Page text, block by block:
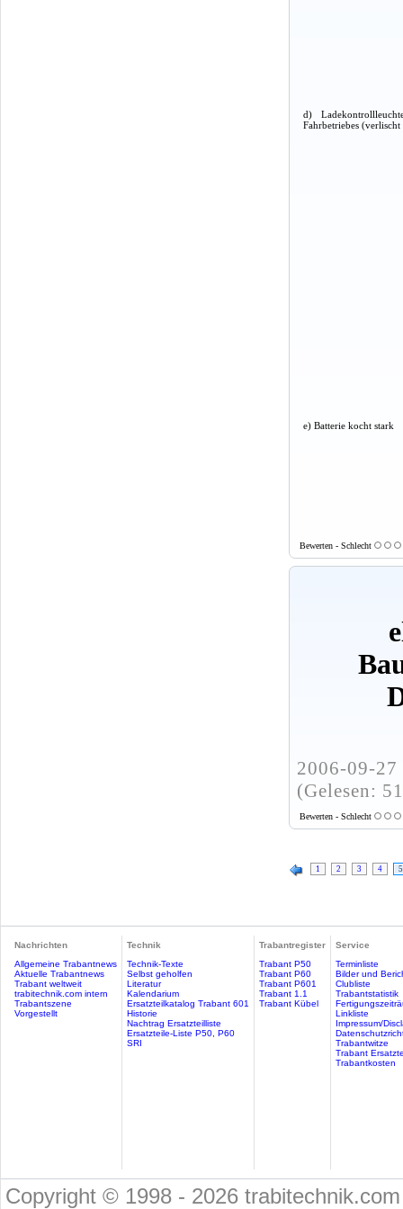
d)
Fahrbetriebes
e) Batterie kocht stark
Bewerten - Schlecht
2006-09-
(Gelesen:
Bewerten - Schlecht
1 2 3 4 5
Nachrichten
Allgemeine Trabantnews
Aktuelle Trabantnews
Trabant weltweit
trabitechnik.com intern
Trabantszene
Vorgestellt
Technik
Technik-Texte
Selbst geholfen
Literatur
Kalendarium
Ersatzteilkatalog Trabant 601
Historie
Nachtrag Ersatzteilliste
Ersatzteile-Liste P50, P60
SRI
Trabantregister
Trabant P50
Trabant P60
Trabant P601
Trabant 1.1
Trabant Kübel
Service
Terminliste
Bilder und
Clubliste
Trabantstatistik
Linkliste
Impressum/
Trabantwitze
Trabant
Trabantkosten
Copyright © 1998 - 2026